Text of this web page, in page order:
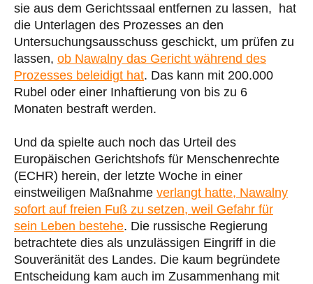
sie aus dem Gerichtssaal entfernen zu lassen, hat
die Unterlagen des Prozesses an den
Untersuchungsausschuss geschickt, um prüfen zu
lassen, ob Nawalny das Gericht während des
Prozesses beleidigt hat. Das kann mit 200.000
Rubel oder einer Inhaftierung von bis zu 6
Monaten bestraft werden.
Und da spielte auch noch das Urteil des
Europäischen Gerichtshofs für Menschenrechte
(ECHR) herein, der letzte Woche in einer
einstweiligen Maßnahme verlangt hatte, Nawalny
sofort auf freien Fuß zu setzen, weil Gefahr für
sein Leben bestehe. Die russische Regierung
betrachtete dies als unzulässigen Eingriff in die
Souveränität des Landes. Die kaum begründete
Entscheidung kam auch im Zusammenhang mit